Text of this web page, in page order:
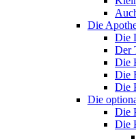
Die
Die
Der
Die
Die
Die
Die
Die
Die